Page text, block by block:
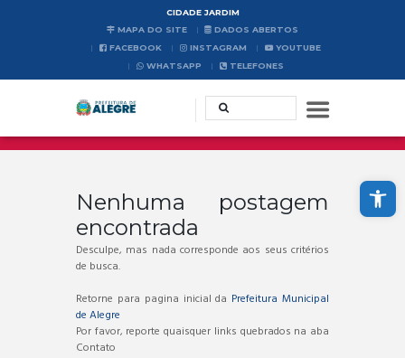
Abrir a barra de ferramentas
CIDADE JARDIM
MAPA DO SITE
DADOS ABERTOS
FACEBOOK
INSTAGRAM
YOUTUBE
WHATSAPP
TELEFONES
Nenhuma postagem
encontrada
Desculpe, mas nada corresponde aos seus critérios
de busca.
Retorne para pagina inicial da Prefeitura Municipal
de Alegre
Por favor, reporte quaisquer links quebrados na aba
Contato